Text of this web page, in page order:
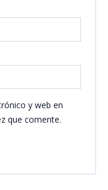
y web en
que comente.